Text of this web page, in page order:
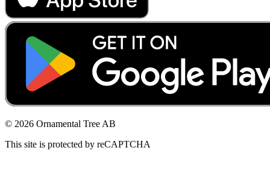
© 2026 Ornamental Tree AB
This site is protected by reCAPTCHA